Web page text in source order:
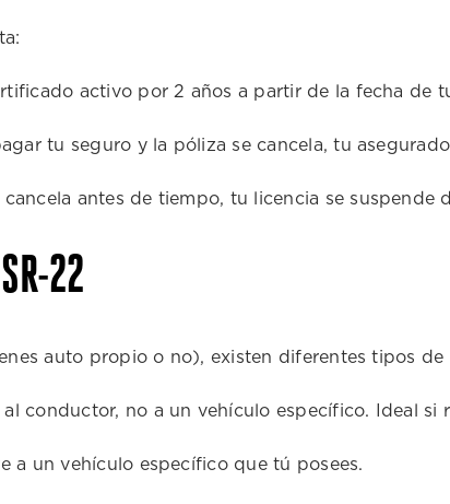
activo por 2 años a partir de la fecha de
tu seguro y la póliza se cancela, tu
cancela antes de tiempo, tu licencia se
22
auto propio o no), existen diferentes tipos de
conductor, no a un vehículo específico. Ideal si
a un vehículo específico que tú posees.